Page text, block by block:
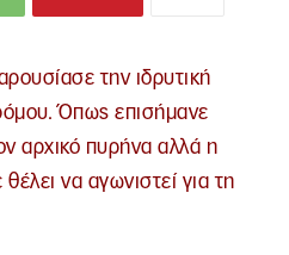
την ιδρυτική
Όπως επισήμανε
αρχικό πυρήνα αλλά η
να αγωνιστεί για τη